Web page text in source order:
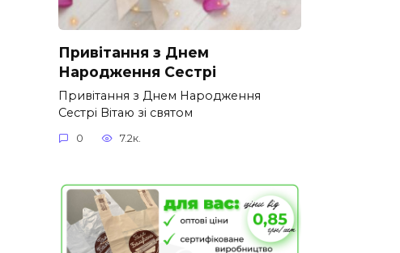
Привітання з Днем
Народження Сестрі
Привітання з Днем Народження
Сестрі Вітаю зі святом
0 7.2к.